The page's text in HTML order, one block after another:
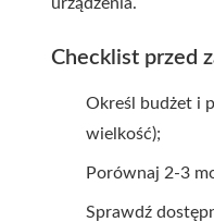
Checklist przed
Określ budżet i
wielkość);
Porównaj 2-3
Sprawdź